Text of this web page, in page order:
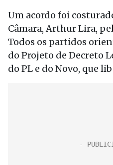
Um acordo foi
Câmara, Arthur Lira,
Todos os partidos
do Projeto de Decreto
do PL e do Novo, que